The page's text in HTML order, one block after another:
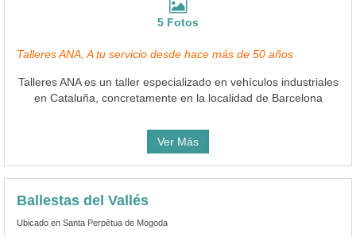
5 Fotos
Talleres ANA, A tu servicio desde hace más de 50 años
Talleres ANA es un taller especializado en vehículos industriales
en Cataluña, concretamente en la localidad de Barcelona
Ver Más
Ballestas del Vallés
Ubicado en Santa Perpètua de Mogoda